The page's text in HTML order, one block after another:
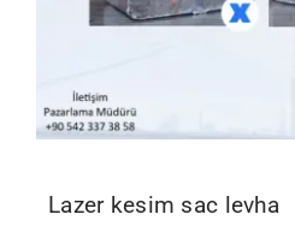
Lazer kesim sac levha